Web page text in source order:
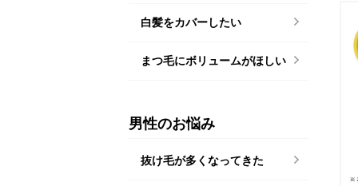
白髪をカバーしたい
まつ毛にボリュームがほしい
男性のお悩み
抜け毛が多くなってきた